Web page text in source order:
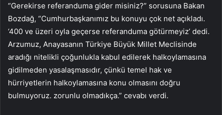
“Gerekirse referanduma gider misiniz?” sorusuna Bakan
Bozdağ, “Cumhurbaşkanımız bu konuyu çok net açıkladı.
‘400 ve üzeri oyla geçerse referanduma götürmeyiz’ dedi.
Arzumuz, Anayasanın Türkiye Büyük Millet Meclisinde
aradığı nitelikli çoğunlukla kabul edilerek halkoylamasına
gidilmeden yasalaşmasıdır, çünkü temel hak ve
hürriyetlerin halkoylamasına konu olmasını doğru
bulmuyoruz. zorunlu olmadıkça.” cevabı verdi.